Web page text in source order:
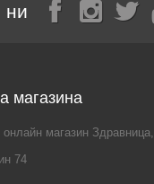
ни
магазина
магазин Здравница,
74